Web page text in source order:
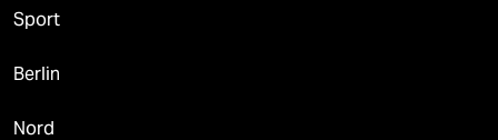
Sport
Berlin
Nord